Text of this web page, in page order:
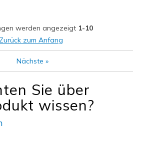
werden angezeigt 1-10
Zurück zum Anfang
Nächste »
Sie über
wissen?